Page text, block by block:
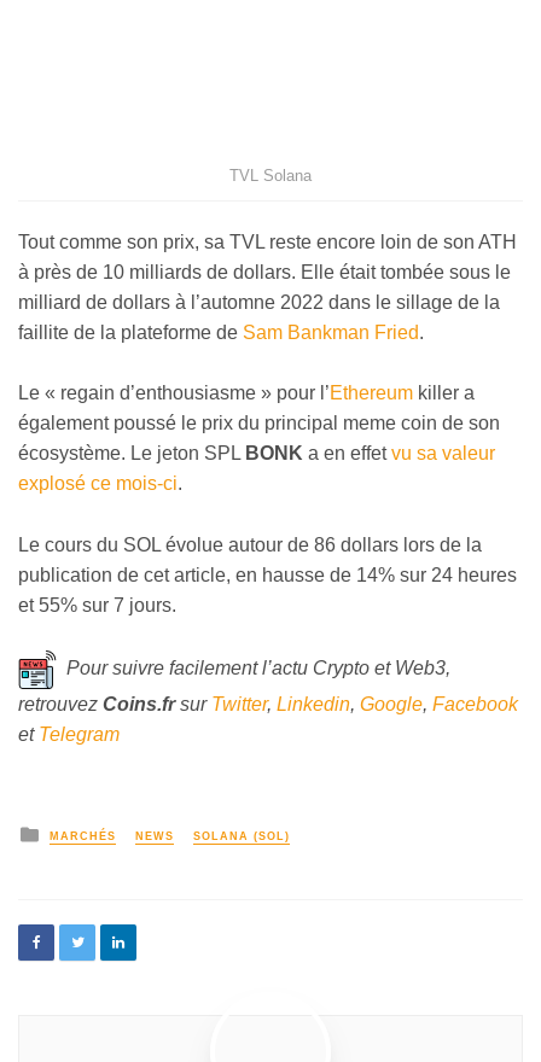
TVL Solana
Tout comme son prix, sa TVL reste encore loin de son ATH
à près de 10 milliards de dollars. Elle était tombée sous le
milliard de dollars à l’automne 2022 dans le sillage de la
faillite de la plateforme de Sam Bankman Fried.
Le « regain d’enthousiasme » pour l’Ethereum killer a
également poussé le prix du principal meme coin de son
écosystème. Le jeton SPL BONK a en effetvu sa valeur
explosé ce mois-ci.
Le cours du SOL évolue autour de 86 dollars lors de la
publication de cet article, en hausse de 14% sur 24 heures
et 55% sur 7 jours.
Pour suivre facilement l’actu Crypto et Web3,
retrouvez Coins.frsur Twitter, Linkedin, Google, Facebook
et Telegram
MARCHÉS NEWS SOLANA (SOL)